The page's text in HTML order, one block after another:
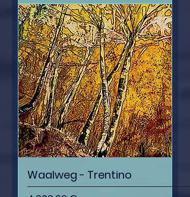
Waalweg - Trentino